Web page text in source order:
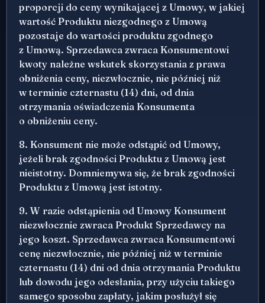
proporcji do ceny wynikającej z Umowy, w jakiej
wartość Produktu niezgodnego z Umową
pozostaje do wartości produktu zgodnego
z Umową. Sprzedawca zwraca Konsumentowi
kwoty należne wskutek skorzystania z prawa
obniżenia ceny, niezwłocznie, nie później niż
w terminie czternastu (14) dni, od dnia
otrzymania oświadczenia Konsumenta
o obniżeniu ceny.
8. Konsument nie może odstąpić od Umowy,
jeżeli brak zgodności Produktu z Umową jest
nieistotny. Domniemywa się, że brak zgodności
Produktu z Umową jest istotny.
9. W razie odstąpienia od Umowy Konsument
niezwłocznie zwraca Produkt Sprzedawcy na
jego koszt. Sprzedawca zwraca Konsumentowi
cenę niezwłocznie, nie później niż w terminie
czternastu (14) dni od dnia otrzymania Produktu
lub dowodu jego odesłania, przy użyciu takiego
samego sposobu zapłaty, jakim posłużył się